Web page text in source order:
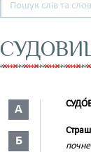
А
Б